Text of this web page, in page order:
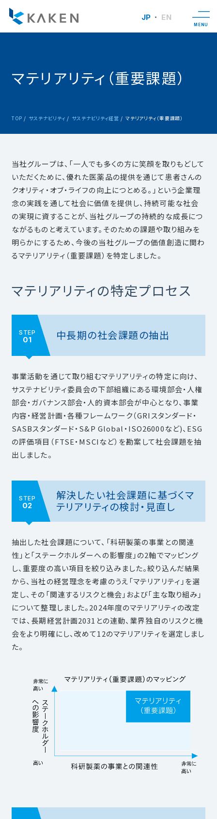
JP EN
MENU
マテリアリティ（重要課題）
TOP サステナビリティ サステナビリティ経営 マテリアリティ（重要課題）
当社グループは、「一人でも多くの方に笑顔を取りもどして
いただくために、優れた医薬品の提供を通じて患者さんの
クオリティ・オブ・ライフの向上につとめる。」という企業理
念の実践を通して社会に価値を提供し、持続可能な社会
の実現に資することが、当社グループの持続的な成長につ
ながるものと考えています。そのための課題や取り組みを
明らかにするため、今後の当社グループの価値創造に関わ
るマテリアリティ（重要課題）を特定しました。
マテリアリティの特定プロセス
STEP
01 中長期の社会課題の抽出
事業活動を通じて取り組むマテリアリティの特定に向け、
サステナビリティ委員会の下部組織にある環境部会・人権
部会・ガバナンス部会・人的資本部会が中心となり、事業
内容・経営計画・各種フレームワーク（GRIスタンダード・
SASBスタンダード・S&P Global・ISO26000など)、ESG
の評価項目（FTSE・MSCIなど）を勘案して社会課題を抽
出しました。
STEP
02
解決したい社会課題に基づくマ
テリアリティの検討・見直し
抽出した社会課題について、「科研製薬の事業との関連
性」と「ステークホルダーへの影響度」の2軸でマッピング
し、重要度の高い項目を絞り込みました。絞り込んだ結果
から、当社の経営理念を考慮のうえ「マテリアリティ」を選
定し、その「関連するリスクと機会」および「主な取り組み」
について整理しました。2024年度のマテリアリティの改定
では、長期経営計画2031との連動、業界独自のリスクと機
会をより明確にし、改めて12のマテリアリティを選定しまし
た。